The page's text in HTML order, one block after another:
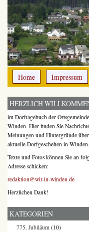
Home Impressum
HERZLICH
im Dorftagebuch der Ortsgemeinde
Winden. Hier finden Sie
Meinungen und Hintergründe
aktuelle Dorfgeschehen in Winden.
Texte und Fotos können Sie an
Adresse schicken:
redaktion@wir-in-winden.de
Herzlichen Dank!
KATEGORIEN
775. Jubiläum (10)